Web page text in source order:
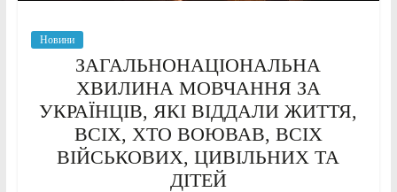
Новини
ЗАГАЛЬНОНАЦІОНАЛЬНА
ХВИЛИНА МОВЧАННЯ ЗА
УКРАЇНЦІВ, ЯКІ ВІДДАЛИ ЖИТТЯ,
ВСІХ, ХТО ВОЮВАВ, ВСІХ
ВІЙСЬКОВИХ, ЦИВІЛЬНИХ ТА
ДІТЕЙ